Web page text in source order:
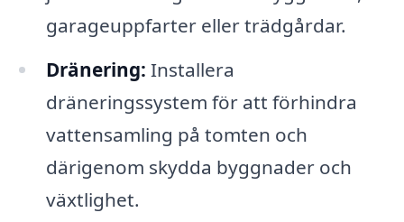
garageuppfarter eller trädgårdar.
Dränering: Installera
dräneringssystem för att förhindra
vattensamling på tomten och
därigenom skydda byggnader och
växtlighet.